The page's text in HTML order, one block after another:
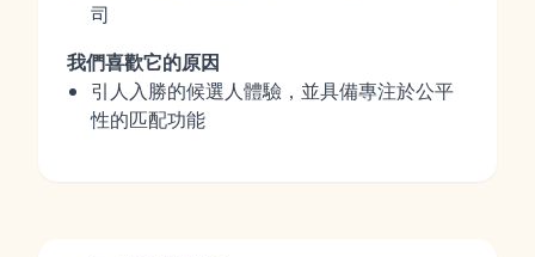
司
我們喜歡它的原因
引人入勝的候選人體驗，並具備專注於公平
性的匹配功能